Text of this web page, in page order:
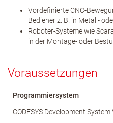
Vordefinierte CNC-
Bediener z. B. in Metall-
Roboter-Systeme wie
in der Montage- oder
Voraussetzungen
Programmiersystem
CODESYS Development